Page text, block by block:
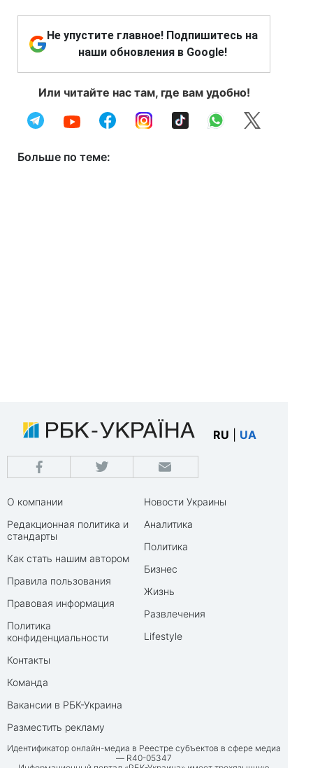
Не упустите главное! Подпишитесь на
наши обновления в Google!
Или читайте нас там, где вам удобно!
Больше по теме:
RU UA
О компании
Редакционная политика и
стандарты
Как стать нашим автором
Правила пользования
Правовая информация
Политика
конфиденциальности
Контакты
Команда
Вакансии в РБК-Украина
Разместить рекламу
Новости Украины
Аналитика
Политика
Бизнес
Жизнь
Развлечения
Lifestyle
Идентификатор онлайн-медиа в Реестре субъектов в сфере медиа
— R40-05347